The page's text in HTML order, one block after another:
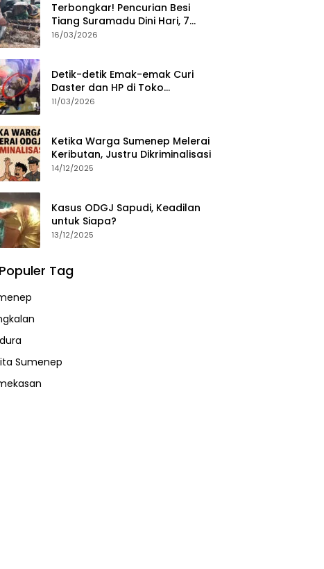
Terbongkar! Pencurian Besi
Tiang Suramadu Dini Hari, 7
ABK Ditangkap Polisi
16/03/2026
Detik-detik Emak-emak Curi
Daster dan HP di Toko
Sumenep, Aksi Terekam CCTV
11/03/2026
Ketika Warga Sumenep Melerai
Keributan, Justru Dikriminalisasi
14/12/2025
Kasus ODGJ Sapudi, Keadilan
untuk Siapa?
13/12/2025
Populer Tag
Sumenep